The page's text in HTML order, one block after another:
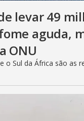
levar 49
aguda,
ONU
o Sul da África são as